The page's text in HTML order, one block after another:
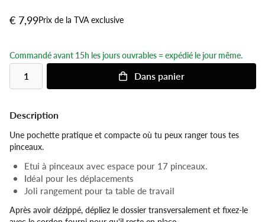
€ 7,99Prix de la TVA exclusive
Commandé avant 15h les jours ouvrables = expédié le jour même.
Dans panier
Description
Une pochette pratique et compacte où tu peux ranger tous tes
pinceaux.
Etui à pinceaux avec espace pour 17 pinceaux.
Idéal pour les déplacements
Joli rangement pour ta table de travail
Après avoir dézippé, dépliez le dossier transversalement et fixez-le